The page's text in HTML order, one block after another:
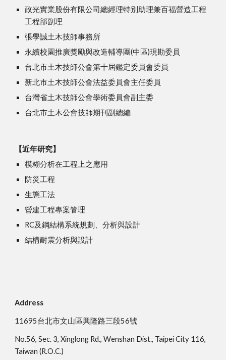
政光實業股份有限公司總經理特別助理兼百福營造工程
工程部副理
張學誠土木技師事務所
永續校園推廣獎勵與改造輔導團(中區)現勘委員
台北市土木技師公會第十屆鑑定委員會委員
新北市土木技師公會法益委員會主任委員
台灣省土木技師公會學術委員會副主委
台北市土木公會技師期刊副總編
【近年研究】
模糊分析在工程上之應用
防災工程
生態工法
營建工程專案管理
RC及鋼結構系統規劃、分析與設計
結構耐震分析與設計
Address
11695台北市文山區興隆路三段56號
No.56, Sec. 3, Xinglong Rd., Wenshan Dist., Taipei City 116,
Taiwan (R.O.C.)